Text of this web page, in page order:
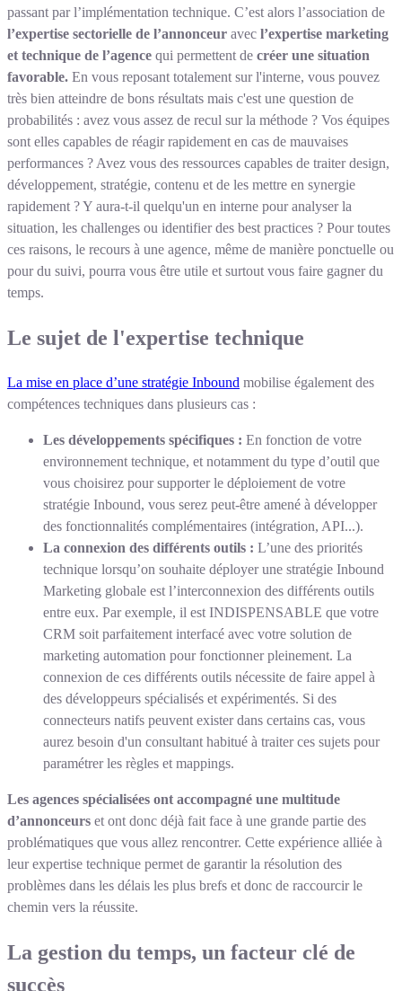
passant par l’implémentation technique. C’est alors l’association de
l’expertise sectorielle de l’annonceur avec l’expertise marketing
et technique de l’agence qui permettent de créer une situation
favorable. En vous reposant totalement sur l'interne, vous pouvez
très bien atteindre de bons résultats mais c'est une question de
probabilités : avez vous assez de recul sur la méthode ? Vos équipes
sont elles capables de réagir rapidement en cas de mauvaises
performances ? Avez vous des ressources capables de traiter design,
développement, stratégie, contenu et de les mettre en synergie
rapidement ? Y aura-t-il quelqu'un en interne pour analyser la
situation, les challenges ou identifier des best practices ? Pour toutes
ces raisons, le recours à une agence, même de manière ponctuelle ou
pour du suivi, pourra vous être utile et surtout vous faire gagner du
temps.
Le sujet de l'expertise technique
La mise en place d’une stratégie Inbound mobilise également des
compétences techniques dans plusieurs cas :
Les développements spécifiques : En fonction de votre
environnement technique, et notamment du type d’outil que
vous choisirez pour supporter le déploiement de votre
stratégie Inbound, vous serez peut-être amené à développer
des fonctionnalités complémentaires (intégration, API...).
La connexion des différents outils : L’une des priorités
technique lorsqu’on souhaite déployer une stratégie Inbound
Marketing globale est l’interconnexion des différents outils
entre eux. Par exemple, il est INDISPENSABLE que votre
CRM soit parfaitement interfacé avec votre solution de
marketing automation pour fonctionner pleinement. La
connexion de ces différents outils nécessite de faire appel à
des développeurs spécialisés et expérimentés. Si des
connecteurs natifs peuvent exister dans certains cas, vous
aurez besoin d'un consultant habitué à traiter ces sujets pour
paramétrer les règles et mappings.
Les agences spécialisées ont accompagné une multitude
d’annonceurs et ont donc déjà fait face à une grande partie des
problématiques que vous allez rencontrer. Cette expérience alliée à
leur expertise technique permet de garantir la résolution des
problèmes dans les délais les plus brefs et donc de raccourcir le
chemin vers la réussite.
La gestion du temps, un facteur clé de
succès